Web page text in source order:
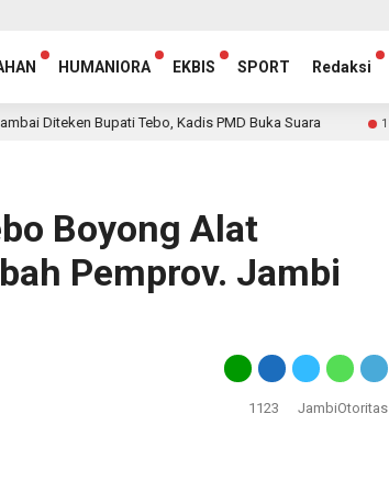
HUMANIORA EKBIS SPORT Redaksi
Bupati Tebo, Kadis PMD Buka Suara 11 jam lalu
Boyong Alat
Pemprov. Jambi
1123 JambiOtoritas